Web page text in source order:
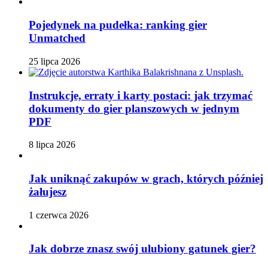
Pojedynek na pudełka: ranking gier
Unmatched
25 lipca 2026
Instrukcje, erraty i karty postaci: jak trzymać
dokumenty do gier planszowych w jednym
PDF
8 lipca 2026
Jak uniknąć zakupów w grach, których później
żałujesz
1 czerwca 2026
Jak dobrze znasz swój ulubiony gatunek gier?